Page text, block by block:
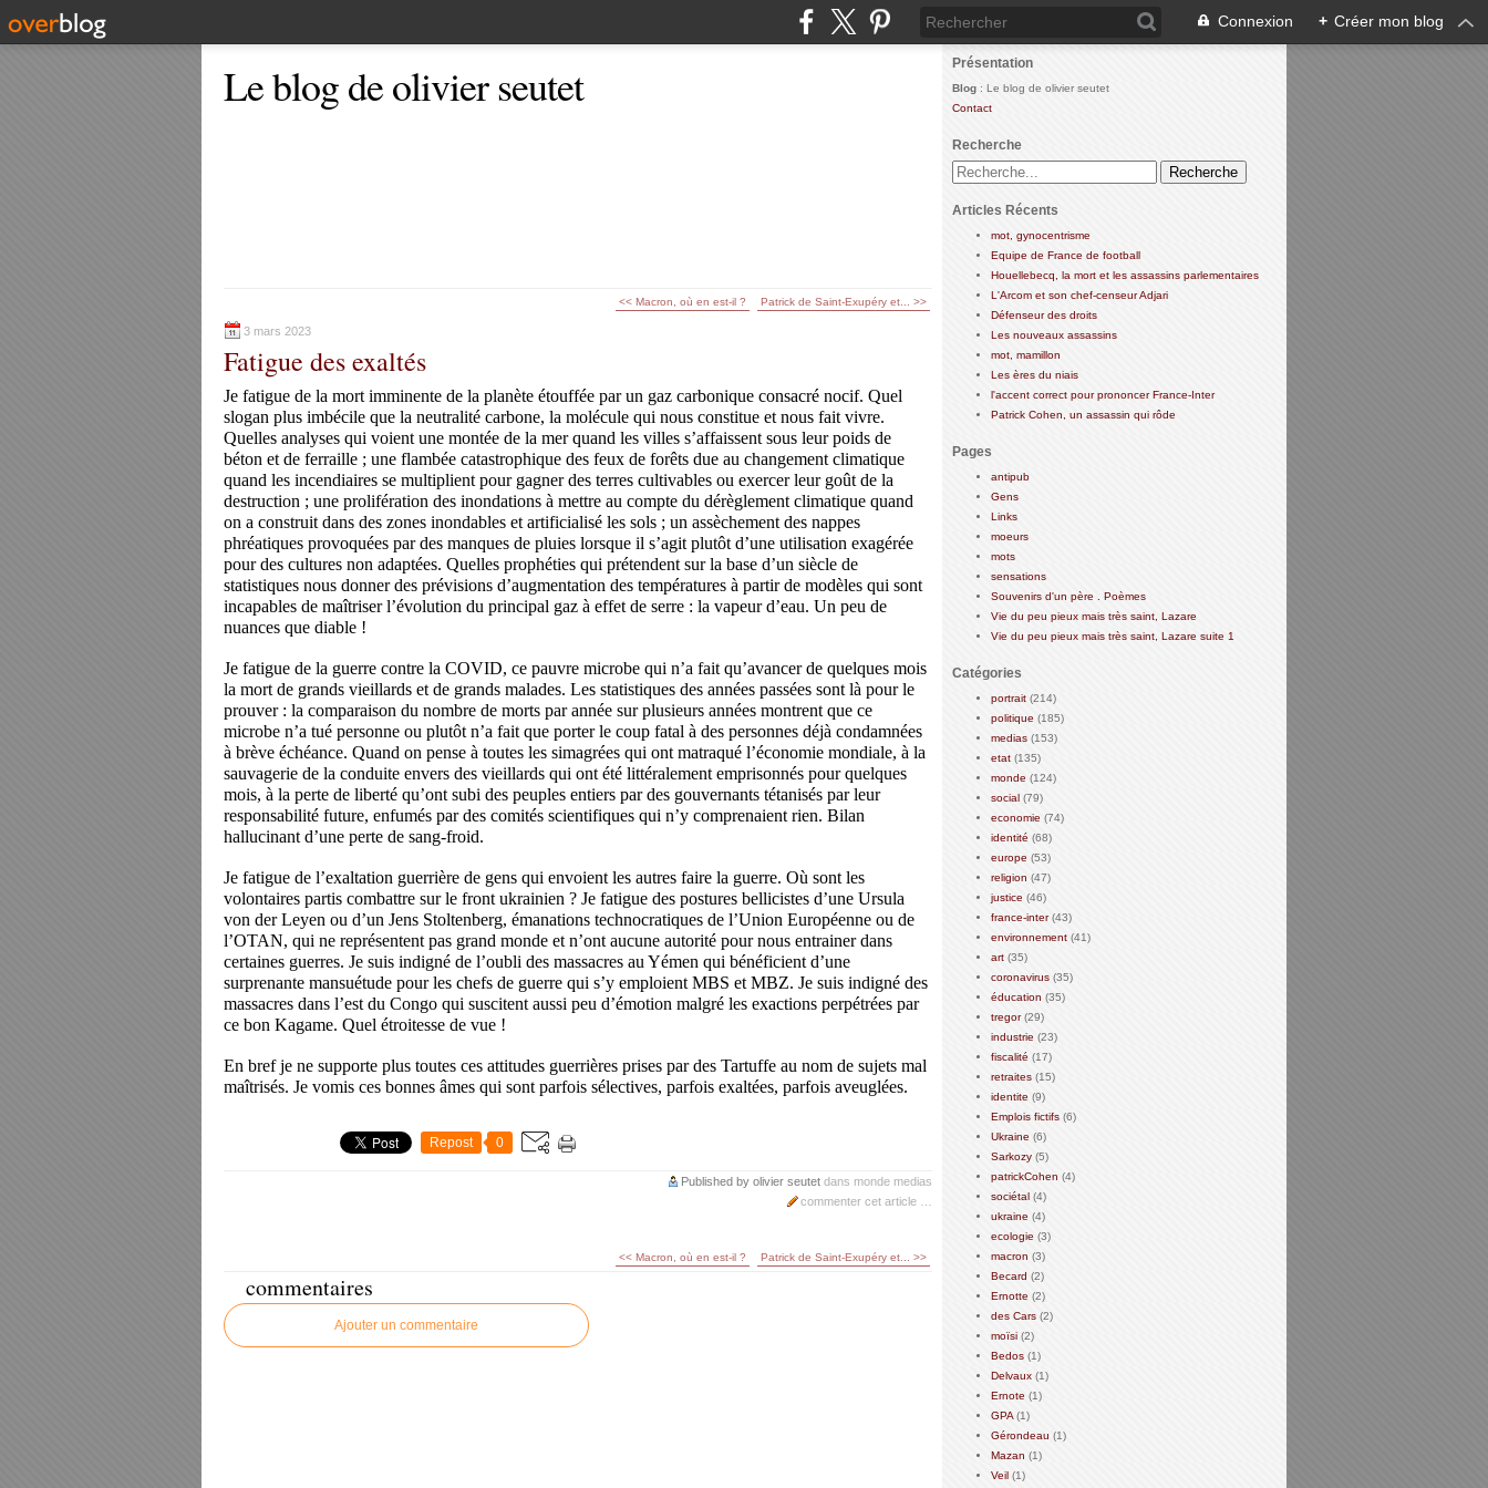
Connexion + Créer mon blog
Le blog de olivier seutet
<< Macron, où en est-il ? Patrick de Saint-Exupéry et... >>
3 mars 2023
Fatigue des exaltés
Je fatigue de la mort imminente de la planète étouffée par un gaz carbonique consacré nocif. Quel
slogan plus imbécile que la neutralité carbone, la molécule qui nous constitue et nous fait vivre.
Quelles analyses qui voient une montée de la mer quand les villes s’affaissent sous leur poids de
béton et de ferraille ; une flambée catastrophique des feux de forêts due au changement climatique
quand les incendiaires se multiplient pour gagner des terres cultivables ou exercer leur goût de la
destruction ; une prolifération des inondations à mettre au compte du dérèglement climatique quand
on a construit dans des zones inondables et artificialisé les sols ; un assèchement des nappes
phréatiques provoquées par des manques de pluies lorsque il s’agit plutôt d’une utilisation exagérée
pour des cultures non adaptées. Quelles prophéties qui prétendent sur la base d’un siècle de
statistiques nous donner des prévisions d’augmentation des températures à partir de modèles qui sont
incapables de maîtriser l’évolution du principal gaz à effet de serre : la vapeur d’eau. Un peu de
nuances que diable !
Je fatigue de la guerre contre la COVID, ce pauvre microbe qui n’a fait qu’avancer de quelques mois
la mort de grands vieillards et de grands malades. Les statistiques des années passées sont là pour le
prouver : la comparaison du nombre de morts par année sur plusieurs années montrent que ce
microbe n’a tué personne ou plutôt n’a fait que porter le coup fatal à des personnes déjà condamnées
à brève échéance. Quand on pense à toutes les simagrées qui ont matraqué l’économie mondiale, à la
sauvagerie de la conduite envers des vieillards qui ont été littéralement emprisonnés pour quelques
mois, à la perte de liberté qu’ont subi des peuples entiers par des gouvernants tétanisés par leur
responsabilité future, enfumés par des comités scientifiques qui n’y comprenaient rien. Bilan
hallucinant d’une perte de sang-froid.
Je fatigue de l’exaltation guerrière de gens qui envoient les autres faire la guerre. Où sont les
volontaires partis combattre sur le front ukrainien ? Je fatigue des postures bellicistes d’une Ursula
von der Leyen ou d’un Jens Stoltenberg, émanations technocratiques de l’Union Européenne ou de
l’OTAN, qui ne représentent pas grand monde et n’ont aucune autorité pour nous entrainer dans
certaines guerres. Je suis indigné de l’oubli des massacres au Yémen qui bénéficient d’une
surprenante mansuétude pour les chefs de guerre qui s’y emploient MBS et MBZ. Je suis indigné des
massacres dans l’est du Congo qui suscitent aussi peu d’émotion malgré les exactions perpétrées par
ce bon Kagame. Quel étroitesse de vue !
En bref je ne supporte plus toutes ces attitudes guerrières prises par des Tartuffe au nom de sujets mal
maîtrisés. Je vomis ces bonnes âmes qui sont parfois sélectives, parfois exaltées, parfois aveuglées.
Repost 0
Published by olivier seutet dans monde medias
commenter cet article
<< Macron, où en est-il ? Patrick de Saint-Exupéry et... >>
commentaires
Ajouter un commentaire
Présentation
Blog : Le blog de olivier seutet
Contact
Recherche
Articles Récents
mot, gynocentrisme
Equipe de France de football
Houellebecq, la mort et les assassins parlementaires
L'Arcom et son chef-censeur Adjari
Défenseur des droits
Les nouveaux assassins
mot, mamillon
Les ères du niais
l'accent correct pour prononcer France-Inter
Patrick Cohen, un assassin qui rôde
Pages
antipub
Gens
Links
moeurs
mots
sensations
Souvenirs d'un père . Poèmes
Vie du peu pieux mais très saint, Lazare
Vie du peu pieux mais très saint, Lazare suite 1
Catégories
portrait (214)
politique (185)
medias (153)
etat (135)
monde (124)
social (79)
economie (74)
identité (68)
europe (53)
religion (47)
justice (46)
france-inter(43)
environnement (41)
art (35)
coronavirus (35)
éducation (35)
tregor(29)
industrie (23)
fiscalité (17)
retraites (15)
identite (9)
Emplois fictifs (6)
Ukraine (6)
Sarkozy (5)
patrickCohen (4)
sociétal (4)
ukraine (4)
ecologie (3)
macron (3)
Becard (2)
Ernotte (2)
des Cars (2)
moïsi (2)
Bedos (1)
Delvaux (1)
Ernote (1)
GPA (1)
Gérondeau (1)
Mazan (1)
Veil (1)